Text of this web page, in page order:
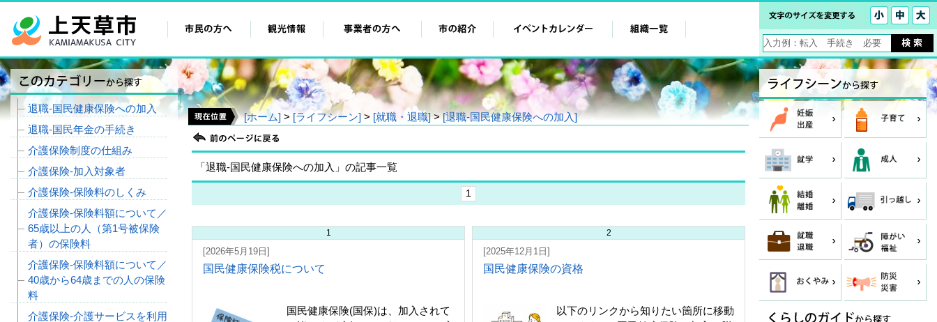
[ホーム] > [ライフシーン]> [就職・退職]>[退職‐国民健康保険への加入]
「退職‐国民健康保険への加入」の記事一覧
1
1
[2026年5月19日]
国民健康保険税について
国民健康保険(国保)は、加入されて
2
[2025年12月1日]
国民健康保険の資格
以下のリンクから知りたい箇所に移動
退職‐国民健康保険への加入
退職‐国民年金の手続き
介護保険制度の仕組み
介護保険‐加入対象者
介護保険‐保険料のしくみ
介護保険‐保険料額について／
65歳以上の人（第1号被保険
者）の保険料
介護保険‐保険料額について／
40歳から64歳までの人の保険
料
介護保険‐介護サービスを利用